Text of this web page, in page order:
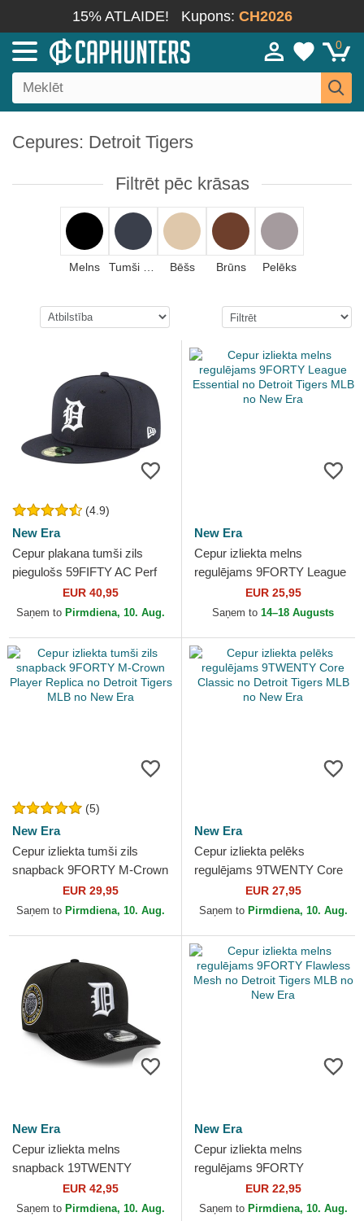
15% ATLAIDE! Kupons: CH2026
0
Cepures: Detroit Tigers
Filtrēt pēc krāsas
Melns Bēšs Brūns Pelēks
(4.9)
New Era
Cepur plakana tumši zils
piegulošs 59FIFTY AC Perf
no Detroit Tigers MLB no
New Era
EUR 40,95
Saņem to Pirmdiena, 10. Aug.
New Era
Cepur izliekta melns
regulējams 9FORTY League
Essential no Detroit Tigers
MLB no New Era
EUR 25,95
Saņem to 14–18 Augusts
(5)
New Era
Cepur izliekta tumši zils
snapback 9FORTY M-Crown
Player Replica no Detroit
Tigers MLB no New Era
EUR 29,95
Saņem to Pirmdiena, 10. Aug.
New Era
Cepur izliekta pelēks
regulējams 9TWENTY Core
Classic no Detroit Tigers
MLB no New Era
EUR 27,95
Saņem to Pirmdiena, 10. Aug.
New Era
Cepur izliekta melns
snapback 19TWENTY
Cooperstown Cord no Detroit
Tigers MLB no New Era
EUR 42,95
Saņem to Pirmdiena, 10. Aug.
New Era
Cepur izliekta melns
regulējams 9FORTY
Flawless Mesh no Detroit
Tigers MLB no New Era
EUR 22,95
Saņem to Pirmdiena, 10. Aug.